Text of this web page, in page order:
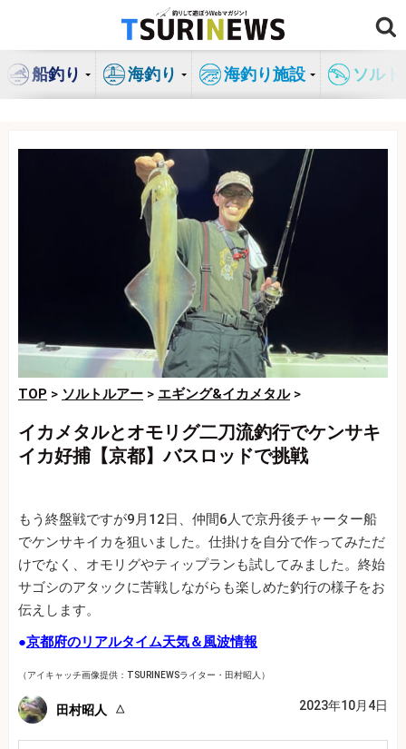
ン
船釣り 海釣り 海釣り施設 ソル
TOP > ソルトルアー > エギング&イカメタル>
イカメタルとオモリグ二刀流釣行でケンサキ
イカ好捕【京都】バスロッドで挑戦
もう終盤戦ですが9月12日、仲間6人で京丹後チャーター船
でケンサキイカを狙いました。仕掛けを自分で作ってみただ
けでなく、オモリグやティップランも試してみました。終始
サゴシのアタックに苦戦しながらも楽しめた釣行の様子をお
伝えします。
●京都府のリアルタイム天気＆風波情報
（アイキャッチ画像提供：TSURINEWSライター・田村昭人）
田村昭人 2023年10月4日